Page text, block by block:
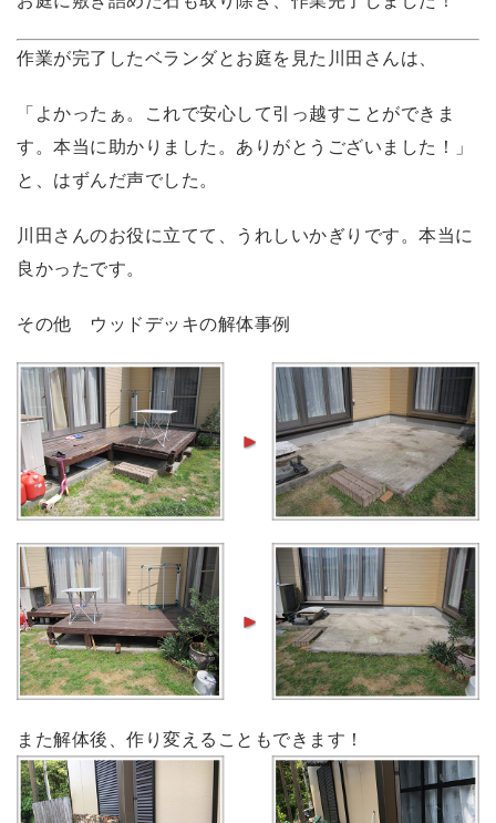
作業が完了したベランダとお庭を見た川田さんは、
「よかったぁ。これで安心して引っ越すことができま
す。本当に助かりました。ありがとうございました！」
と、はずんだ声でした。
川田さんのお役に立てて、うれしいかぎりです。本当に
良かったです。
その他 ウッドデッキの解体事例
また解体後、作り変えることもできます！